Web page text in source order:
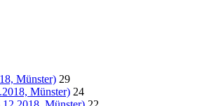
Münster) 29
Münster) 24